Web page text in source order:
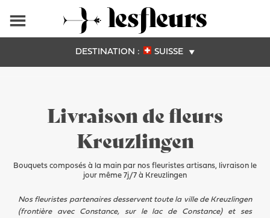
DESTINATION : SUISSE
Livraison de fleurs
Kreuzlingen
Bouquets composés à la main par nos fleuristes artisans, livraison le
jour même 7j/7 à Kreuzlingen
Nos fleuristes partenaires desservent toute la ville de Kreuzlingen
(frontière avec Constance, sur le lac de Constance) et ses